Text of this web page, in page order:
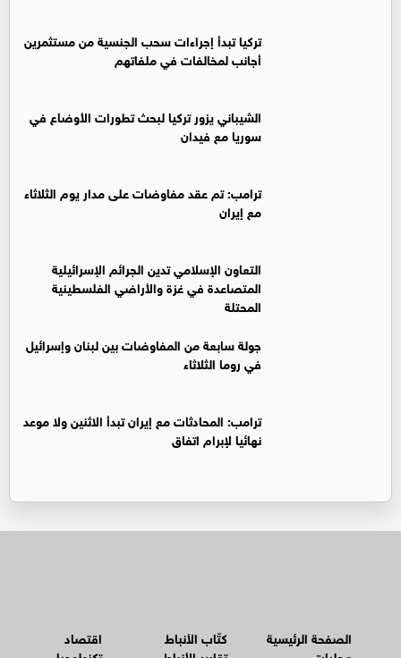
تركيا تبدأ إجراءات سحب الجنسية من مستثمرين
أجانب لمخالفات في ملفاتهم
‏الشيباني يزور تركيا لبحث تطورات الأوضاع في
سوريا مع فيدان
ترامب: تم عقد مفاوضات على مدار يوم الثلاثاء
مع إيران
التعاون الإسلامي تدين الجرائم الإسرائيلية
المتصاعدة في غزة والأراضي الفلسطينية
المحتلة
جولة سابعة من المفاوضات بين لبنان وإسرائيل
في روما الثلاثاء
ترامب: المحادثات مع إيران تبدأ الاثنين ولا موعد
نهائيا لإبرام اتفاق
الصفحة الرئيسية
كتّاب الأنباط
اقتصاد